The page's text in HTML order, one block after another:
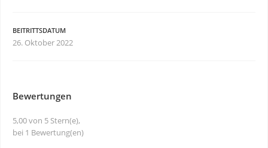
BEITRITTSDATUM
26. Oktober 2022
Bewertungen
5,00 von 5 Stern(e),
bei 1 Bewertung(en)